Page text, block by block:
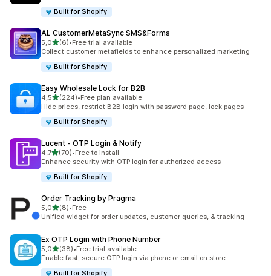
Built for Shopify
AL CustomerMetaSync SMS&Forms
5,05 yıldız üzerinden
(6)
toplam 6 değerlendirme
•Free trial available
Collect customer metafields to enhance personalized marketing
Built for Shopify
Easy Wholesale Lock for B2B
4,55 yıldız üzerinden
(224)
toplam 224 değerlendirme
•Free plan available
Hide prices, restrict B2B login with password page, lock pages
Built for Shopify
Lucent ‑ OTP Login & Notify
4,75 yıldız üzerinden
(70)
toplam 70 değerlendirme
•Free to install
Enhance security with OTP login for authorized access
Built for Shopify
Order Tracking by Pragma
5,05 yıldız üzerinden
(8)
toplam 8 değerlendirme
•Free
Unified widget for order updates, customer queries, & tracking
Ex OTP Login with Phone Number
5,05 yıldız üzerinden
(38)
toplam 38 değerlendirme
•Free trial available
Enable fast, secure OTP login via phone or email on store.
Built for Shopify